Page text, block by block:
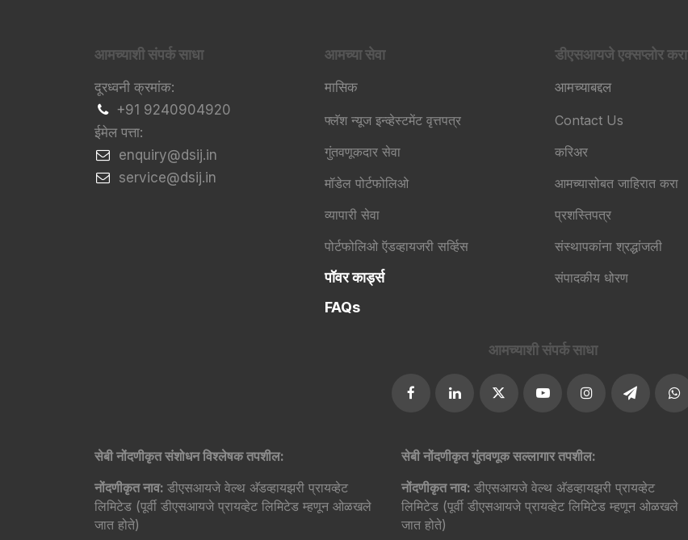
आमच्याशी संपर्क साधा
दूरध्वनी क्रमांक:
+91 9240904920
ईमेल पत्ता:
​enquiry@dsij.in
​service@dsij.in
आमच्या सेवा
मासिक
फ्लॅश न्यूज इन्व्हेस्टमेंट वृत्तपत्र
गुंतवणूकदार सेवा
मॉडेल पोर्टफोलिओ
व्यापारी सेवा
पोर्टफोलिओ ऍडव्हायजरी सर्व्हिस
पॉवर कार्ड्स
FAQs
डीएसआयजे एक्सप्लोर करा
आमच्याबद्दल
Contact Us
करिअर
आमच्यासोबत जाहिरात करा
प्रशस्तिपत्र
संस्थापकांना श्रद्धांजली
संपादकीय धोरण
आमच्याशी संपर्क साधा​
सेबी नोंदणीकृत संशोधन विश्लेषक तपशील:
नोंदणीकृत नाव: डीएसआयजे वेल्थ अ‍ॅडव्हायझरी प्रायव्हेट
लिमिटेड (पूर्वी डीएसआयजे प्रायव्हेट लिमिटेड म्हणून ओळखले
जात होते)
सेबी नोंदणीकृत गुंतवणूक सल्लागार तपशील:
नोंदणीकृत नाव: डीएसआयजे वेल्थ अ‍ॅडव्हायझरी प्रायव्हेट
लिमिटेड (पूर्वी डीएसआयजे प्रायव्हेट लिमिटेड म्हणून ओळखले
जात होते)